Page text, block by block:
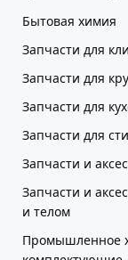
Бытовая химия
Запчасти для
Запчасти для
Запчасти для
Запчасти для
Запчасти и
Запчасти и
и телом
Промышленное